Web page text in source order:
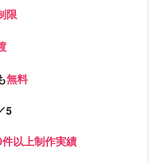
限
無料
5
以上制作実績